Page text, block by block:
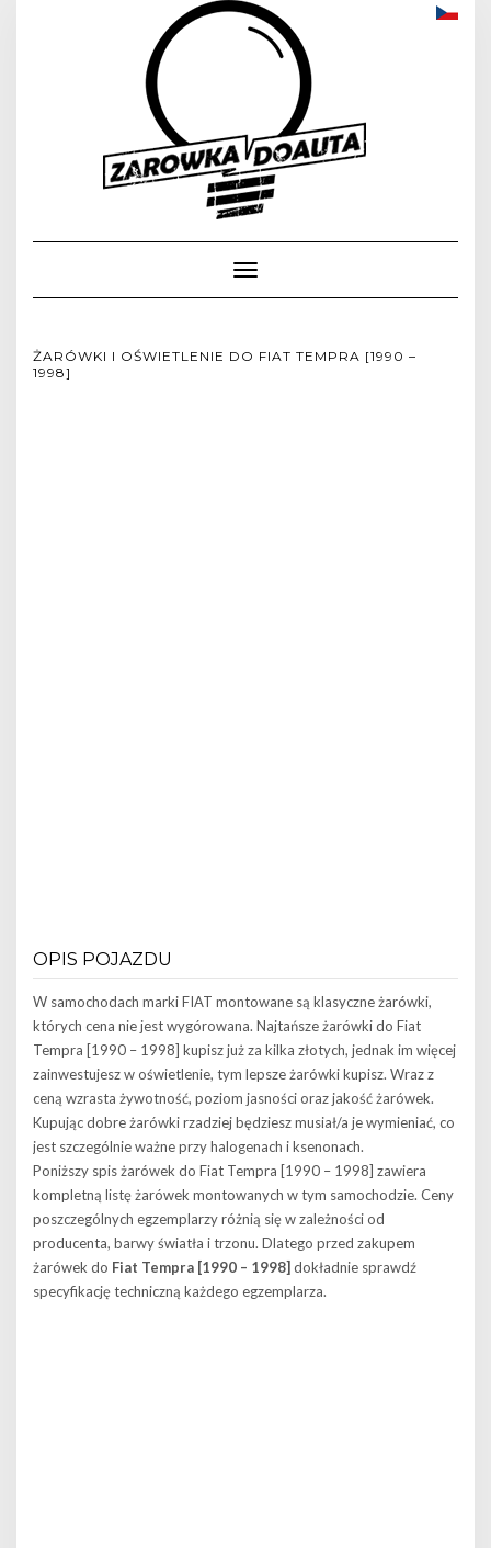
Toggle
Navigation
ŻARÓWKI I OŚWIETLENIE DO FIAT TEMPRA [1990 –
1998]
OPIS POJAZDU
W samochodach marki FIAT montowane są klasyczne żarówki,
których cena nie jest wygórowana. Najtańsze żarówki do Fiat
Tempra [1990 – 1998] kupisz już za kilka złotych, jednak im więcej
zainwestujesz w oświetlenie, tym lepsze żarówki kupisz. Wraz z
ceną wzrasta żywotność, poziom jasności oraz jakość żarówek.
Kupując dobre żarówki rzadziej będziesz musiał/a je wymieniać, co
jest szczególnie ważne przy halogenach i ksenonach.
Poniższy spis żarówek do Fiat Tempra [1990 – 1998] zawiera
kompletną listę żarówek montowanych w tym samochodzie. Ceny
poszczególnych egzemplarzy różnią się w zależności od
producenta, barwy światła i trzonu. Dlatego przed zakupem
żarówek do Fiat Tempra [1990 – 1998] dokładnie sprawdź
specyfikację techniczną każdego egzemplarza.